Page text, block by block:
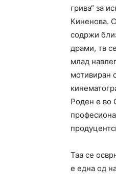
грива“ за
Киненова.
содржи
драми, тв
млад
мотивиран
Роден е во
Таа се
е една од